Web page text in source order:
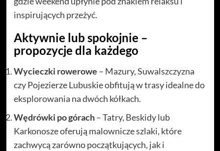
inspirujących przeżyć.
Aktywnie lub spokojnie –
propozycje dla każdego
Wycieczki rowerowe – Mazury, Suwalszczyzna
czy Pojezierze Lubuskie obfitują w trasy idealne do
eksplorowania na dwóch kółkach.
Wędrówki po górach– Tatry, Beskidy lub
Karkonosze oferują malownicze szlaki, które
zachwycą zarówno początkujących, jak i